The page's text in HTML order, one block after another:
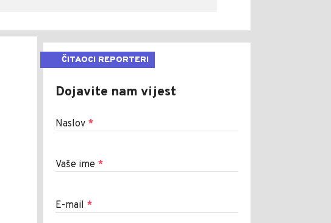
ČITAOCI REPORTERI
Dojavite nam vijest
Naslov *
Vaše ime *
E-mail *